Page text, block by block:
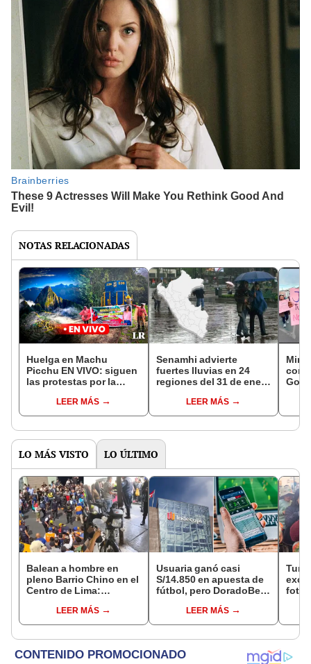
NOTAS RELACIONADAS
Huelga en Machu
Picchu EN VIVO: siguen
las protestas por la
electrónicas al
santuario
LEER MÁS
Senamhi advierte
fuertes lluvias en 24
regiones del 31 de enero
LEER MÁS
LO MÁS VISTO LO ÚLTIMO
Balean a hombre en
pleno Barrio Chino en el
Centro de Lima:
fugarseLEER MÁS
Usuaria ganó casi
S/14.850 en apuesta de
fútbol, pero DoradoBet
Indecopi multó a la
empresa con más de S/
LEER MÁS